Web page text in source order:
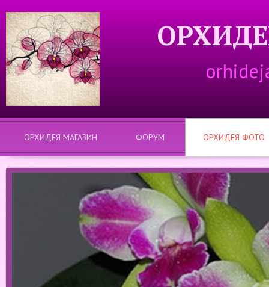
ОРХИДЕЯ МАГАЗИН ФОРУМ ОРХИДЕЯ ФОТО